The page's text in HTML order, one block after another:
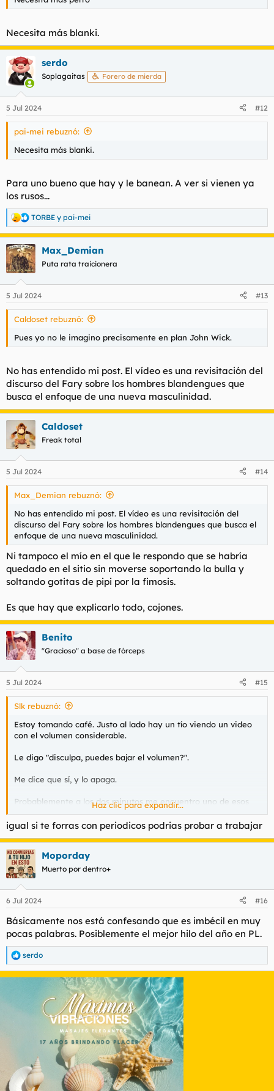
Necesita más blanki.
serdo
Soplagaitas Forero de mierda
5 Jul 2024 #12
pai-mei rebuznó:
Necesita más blanki.
Para uno bueno que hay y le banean. A ver si vienen ya
los rusos...
R
e
a
c
c
i
e
s
TORBE y pai-mei
Max_Demian
Puta rata traicionera
5 Jul 2024 #13
Caldoset rebuznó:
Pues yo no le imagino precisamente en plan John Wick.
No has entendido mi post. El vídeo es una revisitación del
discurso del Fary sobre los hombres blandengues que
busca el enfoque de una nueva masculinidad.
Caldoset
Freak total
5 Jul 2024 #14
Max_Demian rebuznó:
No has entendido mi post. El vídeo es una revisitación del
discurso del Fary sobre los hombres blandengues que busca el
enfoque de una nueva masculinidad.
Ni tampoco el mío en el que le respondo que se habría
quedado en el sitio sin moverse soportando la bulla y
soltando gotitas de pipi por la fimosis.
Es que hay que explicarlo todo, cojones.
Benito
"Gracioso" a base de fórceps
5 Jul 2024 #15
Slk rebuznó:
Estoy tomando café. Justo al lado hay un tío viendo un video
con el volumen considerable.
Le digo "disculpa, puedes bajar el volumen?".
Me dice que sí, y lo apaga.
Probablemente a los dos minutos me encuentro uno de esos
vídeos de Maradona en YouTube diciendo cosas. Y tardé
probablemente un minuto en darme cuenta de que tenía el
volumen puesto tan alto como él lo tenía un rato antes.
"Hay cosas muy tuyas que yo no comprendo
Y hay cosas tan mías, pero es que yo no las veo
Supongo que pienso que yo no las tengo."
(Alejandro Sanz).
Haz clic para expandir...
igual si te forras con periodicos podrias probar a trabajar
Moporday
Muerto por dentro+
6 Jul 2024 #16
Básicamente nos está confesando que es imbécil en muy
pocas palabras. Posiblemente el mejor hilo del año en PL.
R
e
a
serdo